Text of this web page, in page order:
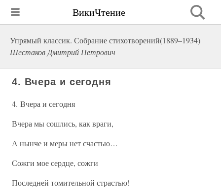
ВикиЧтение
Упрямый классик. Собрание стихотворений(1889–1934)
Шестаков Дмитрий Петрович
4. Вчера и сегодня
4. Вчера и сегодня
Вчера мы сошлись, как враги,
А нынче и меры нет счастью…
Сожги мое сердце, сожги
Последней томительной страстью!